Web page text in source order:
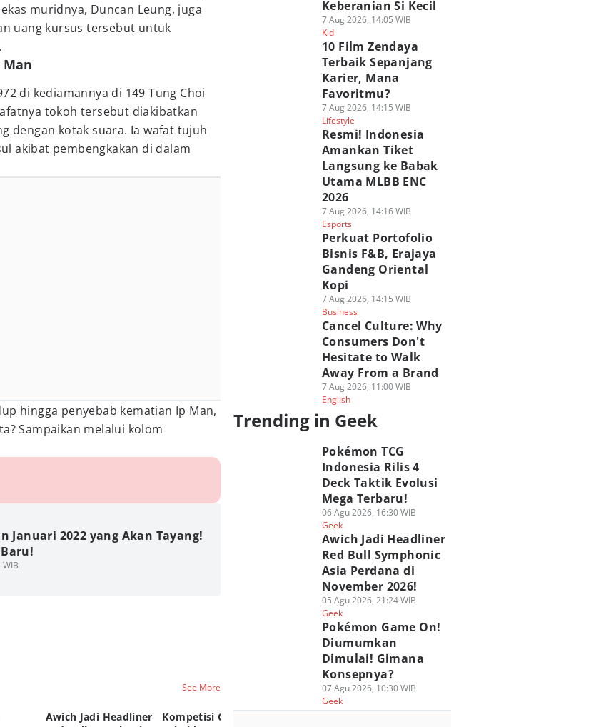
muridnya, Duncan Leung, juga
uang kursus tersebut untuk
Man
di kediamannya di 149 Tung Choi
tokoh tersebut diakibatkan
dengan kotak suara. Ia wafat tujuh
akibat pembengkakan di dalam
hingga penyebab kematian Ip Man,
Sampaikan melalui kolom
Januari 2022 yang Akan Tayang!
See More
Awich Jadi Headliner
Kompetisi Comic
Keberanian Si Kecil
7 Aug 2026, 14:05 WIB
Kid
10 Film Zendaya
Terbaik Sepanjang
Karier, Mana
Favoritmu?
7 Aug 2026, 14:15 WIB
Lifestyle
Resmi! Indonesia
Amankan Tiket
Langsung ke Babak
Utama MLBB ENC
2026
7 Aug 2026, 14:16 WIB
Esports
Perkuat Portofolio
Bisnis F&B, Erajaya
Gandeng Oriental
Kopi
7 Aug 2026, 14:15 WIB
Business
Cancel Culture: Why
Consumers Don't
Hesitate to Walk
Away From a Brand
7 Aug 2026, 11:00 WIB
English
Trending in Geek
Pokémon TCG
Indonesia Rilis 4
Deck Taktik Evolusi
Mega Terbaru!
06 Agu 2026, 16:30 WIB
Geek
Awich Jadi Headliner
Red Bull Symphonic
Asia Perdana di
November 2026!
05 Agu 2026, 21:24 WIB
Geek
Pokémon Game On!
Diumumkan
Dimulai! Gimana
Konsepnya?
07 Agu 2026, 10:30 WIB
Geek